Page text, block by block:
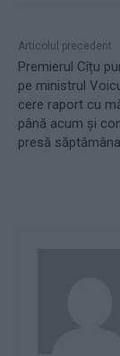
Articolul precedent
Premierul Cîțu
pe ministrul
cere raport cu
până acum și
presă